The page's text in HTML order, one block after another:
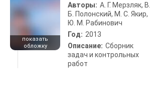
показать
обложку
Авторы: А. Г. Мерзляк, В.
Б. Полонский, М. С. Якир,
Ю. М. Рабинович
Год: 2013
Описание: Сборник
задач и контрольных
работ